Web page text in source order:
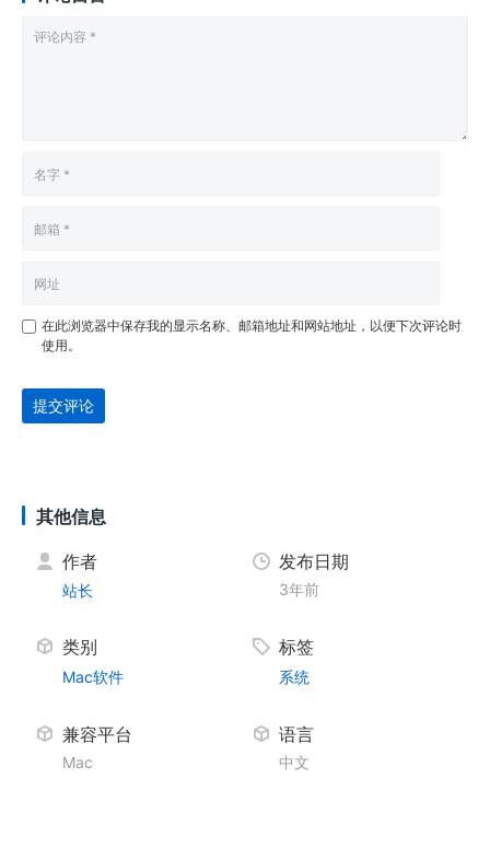
在此浏览器中保存我的显示名称、邮箱地址和网站地址，以便下次评论时
使用。
提交评论
其他信息
作者
站长
发布日期
3年前
类别
Mac软件
标签
系统
兼容平台
Mac
语言
中文